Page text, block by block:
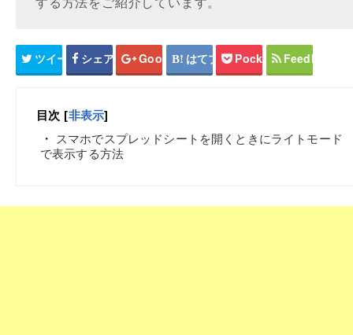
ツイート シェア Google+ はてブ Pocket Feedly
目次 [非表示]
スマホでスプレッドシートを開くときにライトモード
で表示する方法